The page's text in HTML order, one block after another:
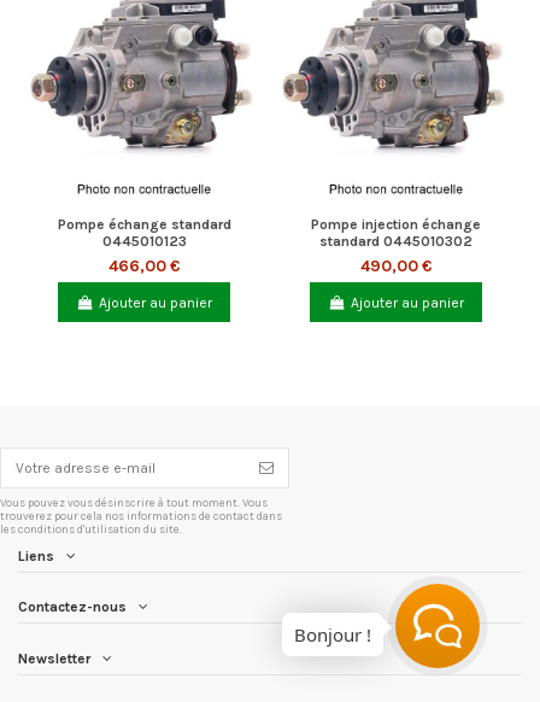
Pompe échange standard
0445010123
466,00 €
Ajouter au panier
Pompe injection échange
standard 0445010302
490,00 €
Ajouter au panier
Vous pouvez vous désinscrire à tout moment. Vous
trouverez pour cela nos informations de contact dans
les conditions d'utilisation du site.
Liens
Contactez-nous
Newsletter
Bonjour !